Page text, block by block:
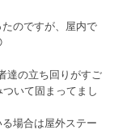
のですが、屋内で
達の立ち回りがすご
いて固まってまし
場合は屋外ステー